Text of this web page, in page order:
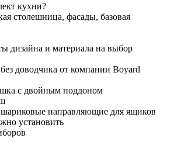
кухни?
столешница, фасады, базовая
дизайна и материала на выбор
доводчика от компании Boyard
с двойным поддоном
направляющие для ящиков
установить